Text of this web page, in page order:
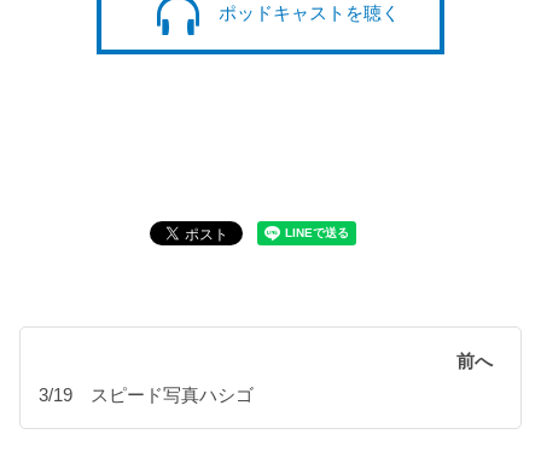
ポッドキャストを聴く
前へ
3/19 スピード写真ハシゴ